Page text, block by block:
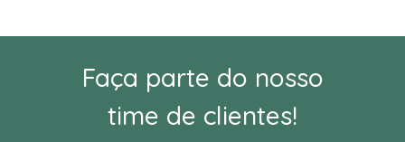
Faça parte do nosso
time de clientes!